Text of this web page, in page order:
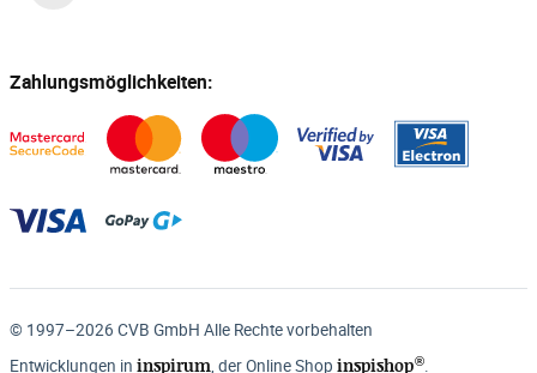
Zahlungsmöglichkeiten:
© 1997–2026 CVB GmbH Alle Rechte vorbehalten
Entwicklungen in inspirum, der Online Shop inspishop®.